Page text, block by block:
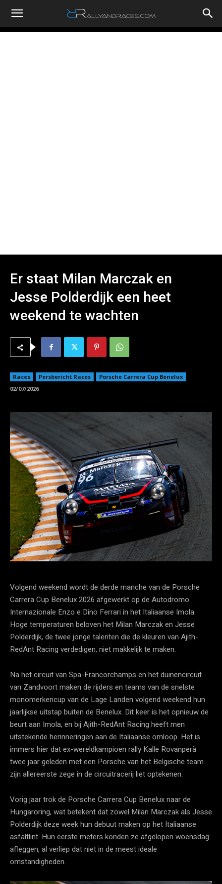
RallyandRaces.com
Er staat Milan Marczak en
Jesse Polderdijk een heet
weekend te wachten
Races Persbericht Races
Porsche Carrera Cup Benelux
02/07/2026
Volgend weekend wordt de derde manche van de Porsche
Carrera Cup Benelux 2026 afgewerkt op de Autodromo
Internazionale Enzo e Dino Ferrari in het Italiaanse Imola.
Hoge temperaturen beloven het Milan Marczak en Jesse
Polderdijk, de twee jonge talenten die de kleuren van Ajith-
RedAnt Racing verdedigen, niet makkelijk te maken.
Na het circuit van Spa-Francorchamps en het duinencircuit
van Zandvoort maken de rijders en teams van de snelste
monomerkencup van de Lage Landen volgend weekend hun
jaarlijkse uitstap buiten de Benelux. Dit keer is het opnieuw de
beurt aan Imola, en bij Ajith-RedAnt Racing heeft men
uitstekende herinneringen aan de Italiaanse omloop. Het is
immers hier dat ex-wereldkampioen rally Kalle Rovanperä
twee jaar geleden met een Porsche van het Belgische team
zijn allereerste zege in de circuitracerij liet optekenen.
Vorig jaar trok de Porsche Carrera Cup Benelux naar de
Hungaroring, wat betekent dat zowel Milan Marczak als Jesse
Polderdijk deze week hun debuut maken op het Italiaanse
asfaltlint. Hun eerste meters konden ze afgelopen woensdag
afleggen, al verliep dat niet in de meest ideale
omstandigheden.